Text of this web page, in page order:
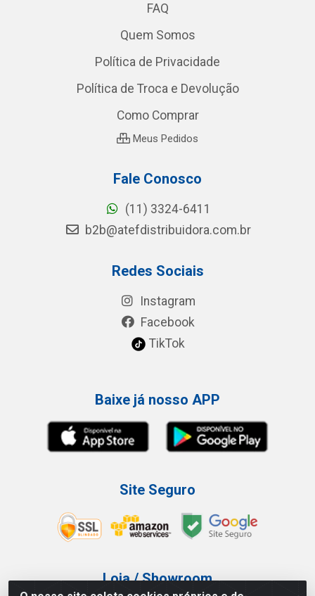
FAQ
Quem Somos
Política de Privacidade
Política de Troca e Devolução
Como Comprar
Meus Pedidos
Fale Conosco
(11) 3324-6411
b2b@atefdistribuidora.com.br
Redes Sociais
Instagram
Facebook
TikTok
Baixe já nosso APP
Site Seguro
Loja / Showroom